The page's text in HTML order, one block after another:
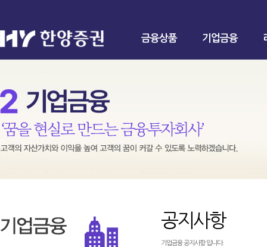
금융상품 기업금융
공지사항
기업금융 공지사항 입니다.